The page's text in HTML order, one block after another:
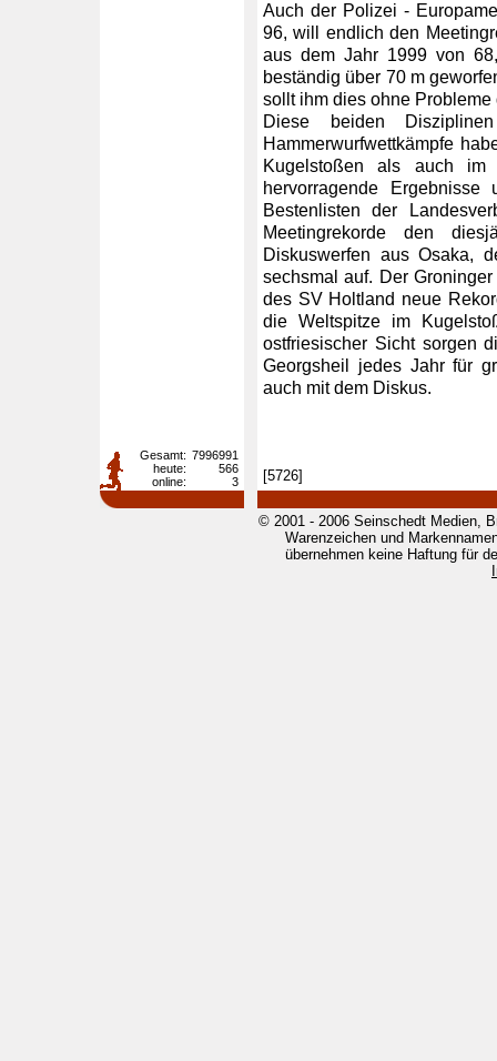
Auch der Polizei -
96, will endlich den
aus dem Jahr 1999 von
beständig über 70 m
sollt ihm dies ohne
Diese beiden
Hammerwurfwettkämpfe
Kugelstoßen als auch im
hervorragende
Bestenlisten der
Meetingrekorde den
Diskuswerfen aus Osaka,
sechsmal auf. Der
des SV Holtland neue
die Weltspitze im
ostfriesischer Sicht sorgen
Georgsheil jedes Jahr für
auch mit dem Diskus.
[5726]
Gesamt: 7996991
heute:
566
online:
3
© 2001 - 2006 Seinschedt Medien,
Warenzeichen und
übernehmen keine Haftung für